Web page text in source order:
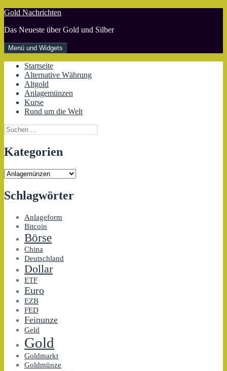
Zum
springen
Gold Nachrichten
Das Neueste über Gold und Silber
Menü und Widgets
Startseite
Alternative Währung
Altgold
Anlagemünzen
Kurse
Rund um die Welt
Suchen
nach:
Kategorien
Kategorien
Schlagwörter
Anlageform
Bitcoin
Börse
China
Deutschland
Dollar
ETF
Euro
EZB
FED
Feinunze
Geld
Gold
Goldmarkt
Goldmünze